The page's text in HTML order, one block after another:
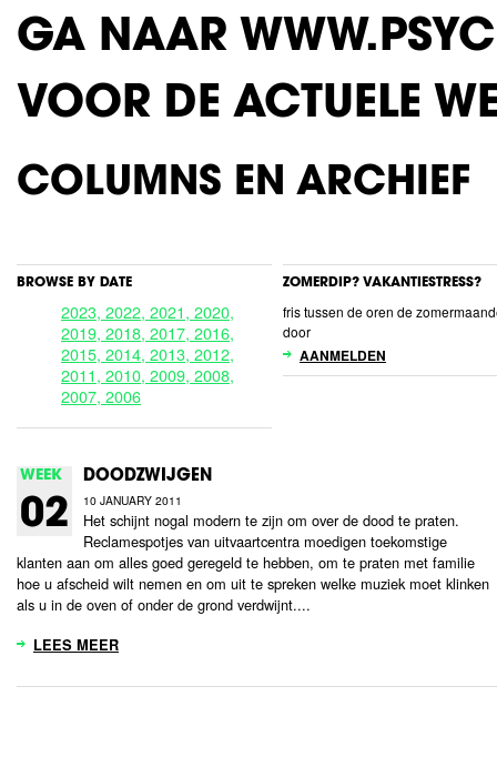
GA NAAR
VOOR DE ACTUELE
COLUMNS EN ARCHIEF
BROWSE BY DATE
2023, 2022, 2021, 2020,
2019, 2018, 2017, 2016,
2015, 2014, 2013, 2012,
2011, 2010, 2009, 2008,
2007, 2006
ZOMERDIP? VAKANTIESTRESS?
fris tussen de oren de
door
AANMELDEN
WEEK
02
DOODZWIJGEN
10 JANUARY 2011
Het schijnt nogal modern te zijn om over de dood te praten.
Reclamespotjes van uitvaartcentra moedigen toekomstige
klanten aan om alles goed geregeld te hebben, om te praten met familie
hoe u afscheid wilt nemen en om uit te spreken welke muziek moet klinken
als u in de oven of onder de grond verdwijnt....
LEES MEER